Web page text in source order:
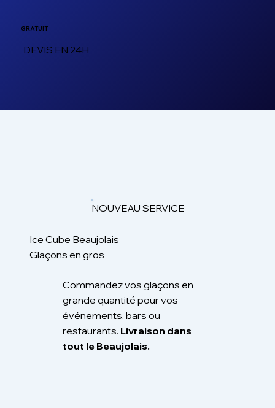
GRATUIT
DEVIS EN 24H
NOUVEAU SERVICE
Ice Cube Beaujolais
Glaçons en gros
Commandez vos glaçons en
grande quantité pour vos
événements, bars ou
restaurants. Livraison dans
tout le Beaujolais.